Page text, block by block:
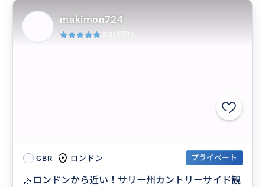
GBR ロンドン プライベート
🌿ロンドンから近い！サリー州カントリーサイド観
makimon724
5.0 (15件)